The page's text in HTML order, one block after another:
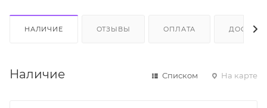
НАЛИЧИЕ ОТЗЫВЫ ОПЛАТА
Наличие Списком На карте